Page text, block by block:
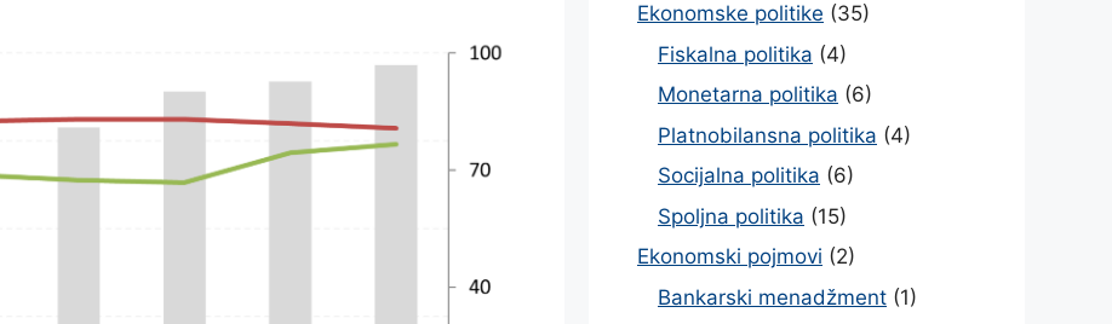
Ekonomske politike (35)
Fiskalna politika (4)
Monetarna politika (6)
Platnobilansna politika (4)
Socijalna politika (6)
Spoljna politika (15)
Ekonomski pojmovi (2)
Bankarski menadžment (1)